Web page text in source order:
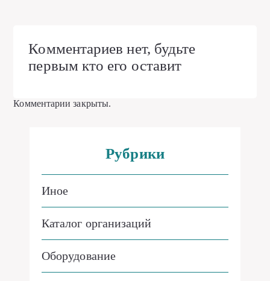
Комментариев нет, будьте
первым кто его оставит
Комментарии закрыты.
Рубрики
Иное
Каталог организаций
Оборудование